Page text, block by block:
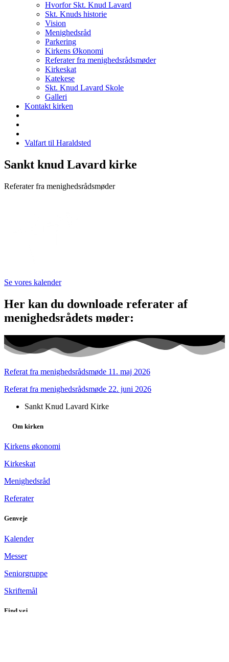
Hvorfor Skt. Knud Lavard
Skt. Knuds historie
Vision
Menighedsråd
Parkering
Kirkens Økonomi
Referater fra menighedsrådsmøder
Kirkeskat
Katekese
Skt. Knud Lavard Skole
Galleri
Kontakt kirken
Valfart til Haraldsted
Sankt knud Lavard kirke
Referater fra menighedsrådsmøder
Se vores kalender
Her kan du downloade referater af
menighedsrådets møder:
Referat fra menighedsrådsmøde 11. maj 2026
Referat fra menighedsrådsmøde 22. juni 2026
Sankt Knud Lavard Kirke
Om kirken
Kirkens økonomi
Kirkeskat
Menighedsråd
Referater
Genveje
Kalender
Messer
Seniorgruppe
Skriftemål
Find vej